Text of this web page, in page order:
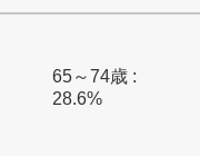
65～74歳 :
28.6%